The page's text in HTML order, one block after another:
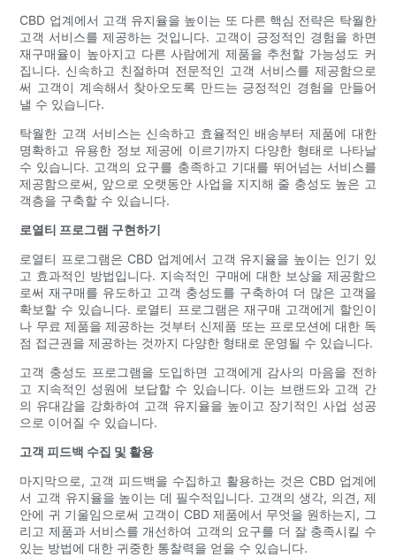
CBD 업계에서 고객 유지율을 높이는 또 다른 핵심 전략은 탁월한
고객 서비스를 제공하는 것입니다. 고객이 긍정적인 경험을 하면
재구매율이 높아지고 다른 사람에게 제품을 추천할 가능성도 커
집니다. 신속하고 친절하며 전문적인 고객 서비스를 제공함으로
써 고객이 계속해서 찾아오도록 만드는 긍정적인 경험을 만들어
낼 수 있습니다.
탁월한 고객 서비스는 신속하고 효율적인 배송부터 제품에 대한
명확하고 유용한 정보 제공에 이르기까지 다양한 형태로 나타날
수 있습니다. 고객의 요구를 충족하고 기대를 뛰어넘는 서비스를
제공함으로써, 앞으로 오랫동안 사업을 지지해 줄 충성도 높은 고
객층을 구축할 수 있습니다.
로열티 프로그램 구현하기
로열티 프로그램은 CBD 업계에서 고객 유지율을 높이는 인기 있
고 효과적인 방법입니다. 지속적인 구매에 대한 보상을 제공함으
로써 재구매를 유도하고 고객 충성도를 구축하여 더 많은 고객을
확보할 수 있습니다. 로열티 프로그램은 재구매 고객에게 할인이
나 무료 제품을 제공하는 것부터 신제품 또는 프로모션에 대한 독
점 접근권을 제공하는 것까지 다양한 형태로 운영될 수 있습니다.
고객 충성도 프로그램을 도입하면 고객에게 감사의 마음을 전하
고 지속적인 성원에 보답할 수 있습니다. 이는 브랜드와 고객 간
의 유대감을 강화하여 고객 유지율을 높이고 장기적인 사업 성공
으로 이어질 수 있습니다.
고객 피드백 수집 및 활용
마지막으로, 고객 피드백을 수집하고 활용하는 것은 CBD 업계에
서 고객 유지율을 높이는 데 필수적입니다. 고객의 생각, 의견, 제
안에 귀 기울임으로써 고객이 CBD 제품에서 무엇을 원하는지, 그
리고 제품과 서비스를 개선하여 고객의 요구를 더 잘 충족시킬 수
있는 방법에 대한 귀중한 통찰력을 얻을 수 있습니다.